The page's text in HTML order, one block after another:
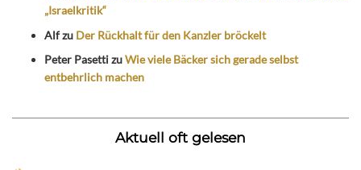
„Israelkritik“
Alfzu Der Rückhalt für den Kanzler bröckelt
Peter PasettizuWie viele Bäcker sich gerade selbst
entbehrlich machen
Aktuell oft gelesen